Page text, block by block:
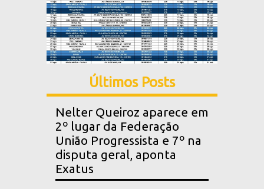
Últimos Posts
Nelter Queiroz aparece em
2º lugar da Federação
União Progressista e 7º na
disputa geral, aponta
Exatus